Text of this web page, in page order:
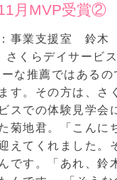
月MVP受賞
事業支援室 鈴木
さくらデイサー
な推薦ではある
す。その方は、
スでの体験見学会
菊地君。「こんに
えてくれました。
です。「あれ、鈴